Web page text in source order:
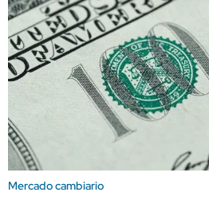
Mercado cambiario